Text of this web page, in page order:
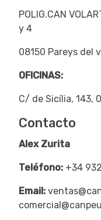
POLIG.CAN
y 4
08150 Pareys del
OFICINAS:
C/ de Sicília, 143,
Contacto
Alex Zurita
Teléfono: +34
Email: